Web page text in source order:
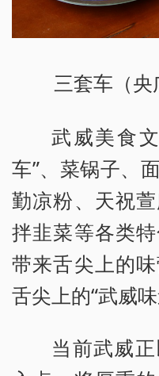
三套车（央
武威美食
车”、菜锅子、
勤凉粉、天祝
拌韭菜等各类
带来舌尖上的
舌尖上的“武威味
当前武威